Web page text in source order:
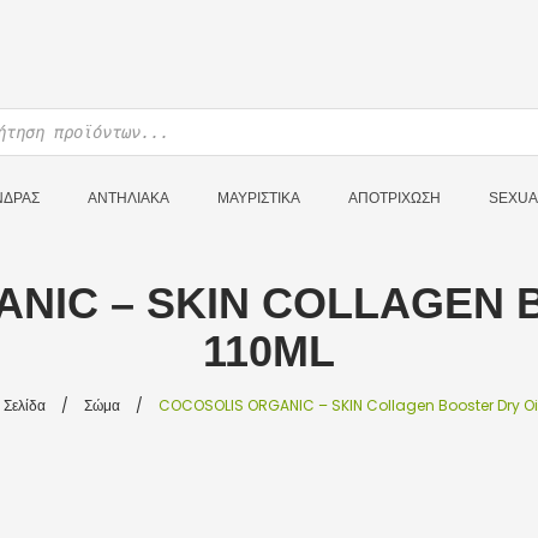
ΑΝΤΗΛΙΑΚΑ ΜΑΥΡΙΣΤΙΚΑ ΑΠΟΤΡΙΧΩΣΗ
– SKIN COLLAGEN
110ML
/ Σώμα / COCOSOLIS ORGANIC – SKIN Collagen Booster Dry